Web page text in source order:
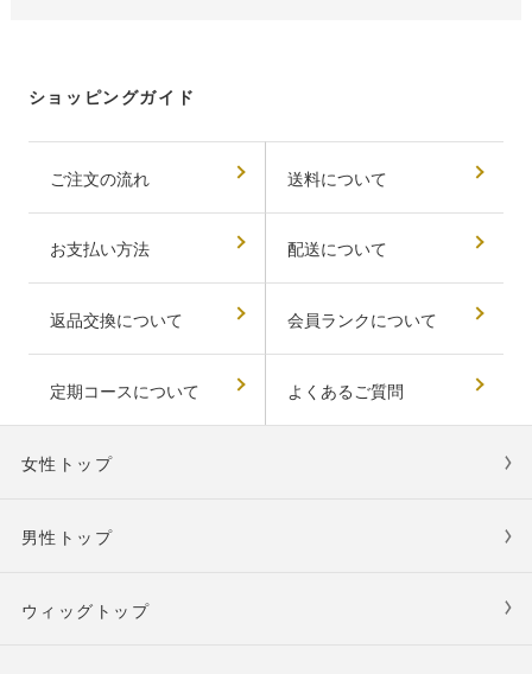
ショッピングガイド
ご注文の流れ 送料について
お支払い方法 配送について
返品交換について 会員ランクについて
定期コースについて よくあるご質問
女性トップ
男性トップ
ウィッグトップ